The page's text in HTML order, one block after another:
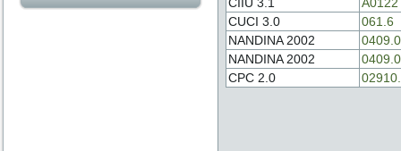
CUCI 3.0
061.6
NANDINA 2002
NANDINA 2002
CPC 2.0